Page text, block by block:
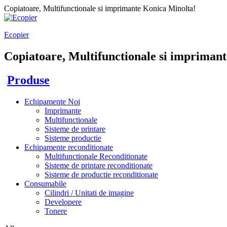
Copiatoare, Multifunctionale si imprimante Konica Minolta!
Ecopier
Copiatoare, Multifunctionale si
Produse
Echipamente Noi
Imprimante
Multifunctionale
Sisteme de printare
Sisteme productie
Echipamente reconditionate
Multifunctionale Reconditionate
Sisteme de printare reconditionate
Sisteme de productie reconditionate
Consumabile
Cilindri / Unitati de imagine
Developere
Tonere